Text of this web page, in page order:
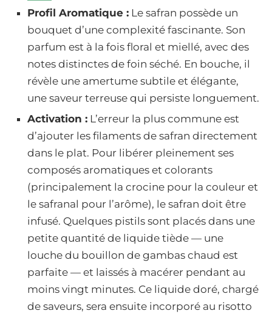
Profil Aromatique : Le safran possède un
bouquet d’une complexité fascinante. Son
parfum est à la fois floral et miellé, avec des
notes distinctes de foin séché. En bouche, il
révèle une amertume subtile et élégante,
une saveur terreuse qui persiste longuement.
Activation : L’erreur la plus commune est
d’ajouter les filaments de safran directement
dans le plat. Pour libérer pleinement ses
composés aromatiques et colorants
(principalement la crocine pour la couleur et
le safranal pour l’arôme), le safran doit être
infusé. Quelques pistils sont placés dans une
petite quantité de liquide tiède — une
louche du bouillon de gambas chaud est
parfaite — et laissés à macérer pendant au
moins vingt minutes. Ce liquide doré, chargé
de saveurs, sera ensuite incorporé au risotto